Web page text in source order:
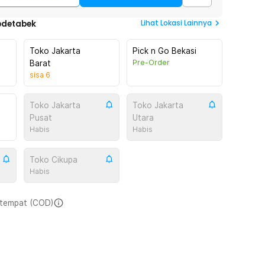
Lihat Lokasi Lainnya
Toko Jakarta
Barat
sisa 6
Pick n Go Bekasi
Pre-Order
Toko Jakarta
Pusat
Habis
Toko Jakarta
Utara
Habis
Toko Cikupa
Habis
(COD)